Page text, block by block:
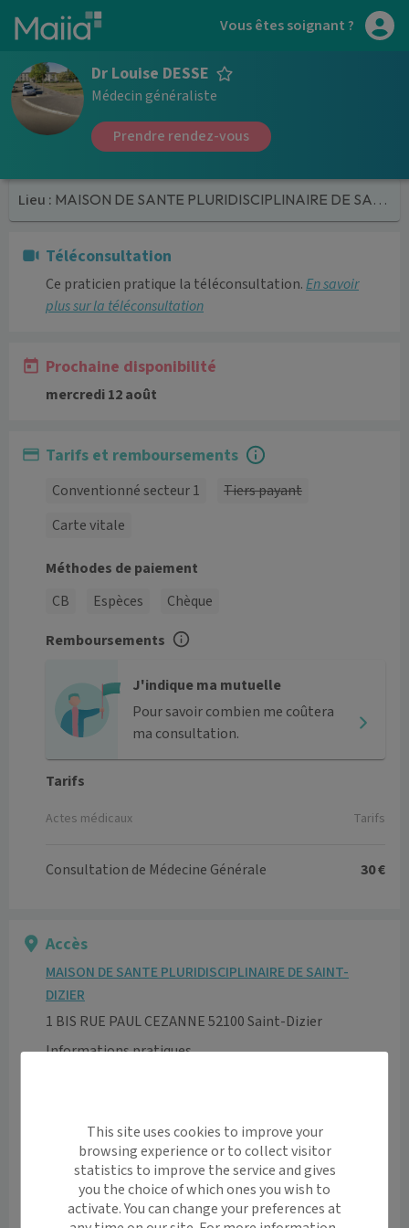
Aller au contenu principal Vous êtes soignant ?
Dr Louise DESSE
Médecin généraliste
Prendre rendez-vous
Lieu : MAISON DE SANTE PLURIDISCIPLINAIRE DE SAINT-DIZIER
Téléconsultation
Ce praticien pratique la téléconsultation.En savoir
plus sur la téléconsultation
Prochaine disponibilité
mercredi 12 août
Tarifs et remboursements
Conventionné secteur 1
Tiers payant
Carte vitale
Méthodes de paiement
CB
Espèces
Chèque
Remboursements
J'indique ma mutuelle
Pour savoir combien me coûtera
ma consultation.
Tarifs
Actes médicaux Tarifs
Consultation de Médecine Générale 30 €
Accès
MAISON DE SANTE PLURIDISCIPLINAIRE DE SAINT-
DIZIER
1 BIS RUE PAUL CEZANNE 52100 Saint-Dizier
Informations pratiques
−
This site uses cookies to improve your
browsing experience or to collect visitor
statistics to improve the service and gives
you the choice of which ones you wish to
activate. You can change your preferences at